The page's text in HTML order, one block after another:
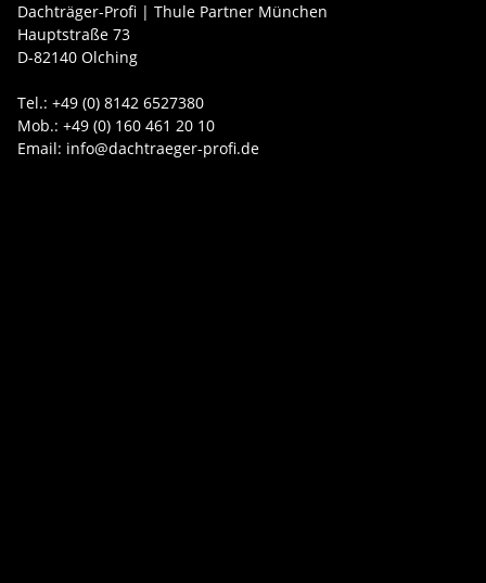
Dachträger-Profi | Thule Partner München
Hauptstraße 73
D-82140 Olching
Tel.: +49 (0) 8142 6527380
Mob.: +49 (0) 160 461 20 10
Email: info@dachtraeger-profi.de